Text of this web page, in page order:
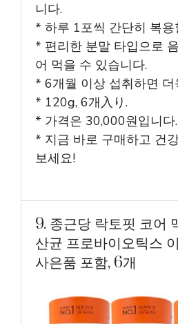
니다.
* 하루 1포씩 간단히 복용
* 편리한 분말 타입으로
어 먹을 수 있습니다.
* 6개월 이상 섭취하면
* 120g, 6개入り.
* 가격은 30,000원입니다.
* 지금 바로 구매하고 건
보세요!
9. 종근당 락토핏 코어
산균 프로바이오틱스
사은품 포함, 6개